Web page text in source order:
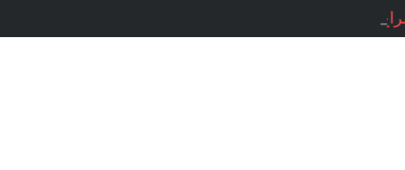
بقلم: ناي عمّار